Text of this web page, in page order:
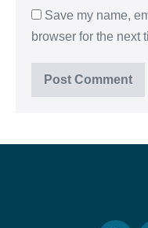
Save my name,
browser for the next